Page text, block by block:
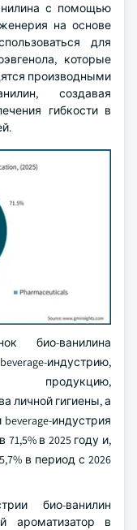
с помощью
на основе
для
которые
производными
создавая
гибкости в
био-ванилина
индустрию,
продукцию,
личной гигиены, а
индустрия
в 2025 году и,
в период с 2026
био-ванилин
ароматизатор в